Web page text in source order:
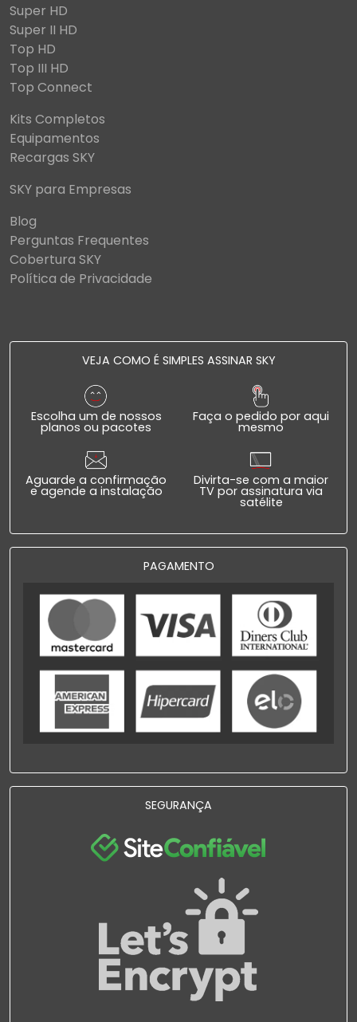
Super HD
Super II HD
Top HD
Top III HD
Top Connect
Kits Completos
Equipamentos
Recargas SKY
SKY para Empresas
Blog
Perguntas Frequentes
Cobertura SKY
Política de Privacidade
VEJA COMO É SIMPLES ASSINAR SKY
Escolha um de nossos
planos ou pacotes
Faça o pedido por aqui
mesmo
Aguarde a confirmação
e agende a instalação
Divirta-se com a maior
TV por assinatura via
satélite
PAGAMENTO
SEGURANÇA